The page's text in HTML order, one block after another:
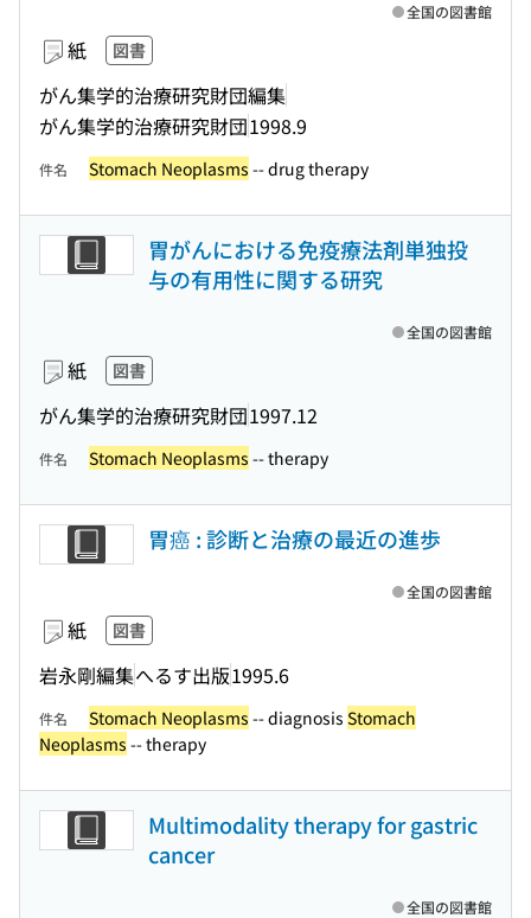
紙 図書
がん集学的治療研究財団編集
がん集学的治療研究財団1998.9
全国の図書館
件名 Stomach Neoplasms -- drug therapy
胃がんにおける免疫療法剤単独投
与の有用性に関する研究
紙 図書
がん集学的治療研究財団1997.12
全国の図書館
件名 Stomach Neoplasms -- therapy
胃癌 : 診断と治療の最近の進歩
紙 図書
岩永剛編集へるす出版1995.6
全国の図書館
件名 Stomach Neoplasms -- diagnosis Stomach
Neoplasms -- therapy
Multimodality therapy for gastric
cancer
全国の図書館